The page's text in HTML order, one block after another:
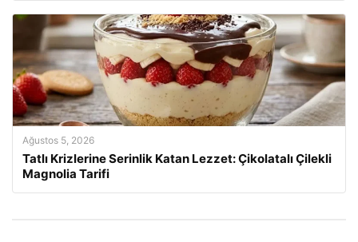
Ağustos 5, 2026
Tatlı Krizlerine Serinlik Katan Lezzet: Çikolatalı Çilekli
Magnolia Tarifi